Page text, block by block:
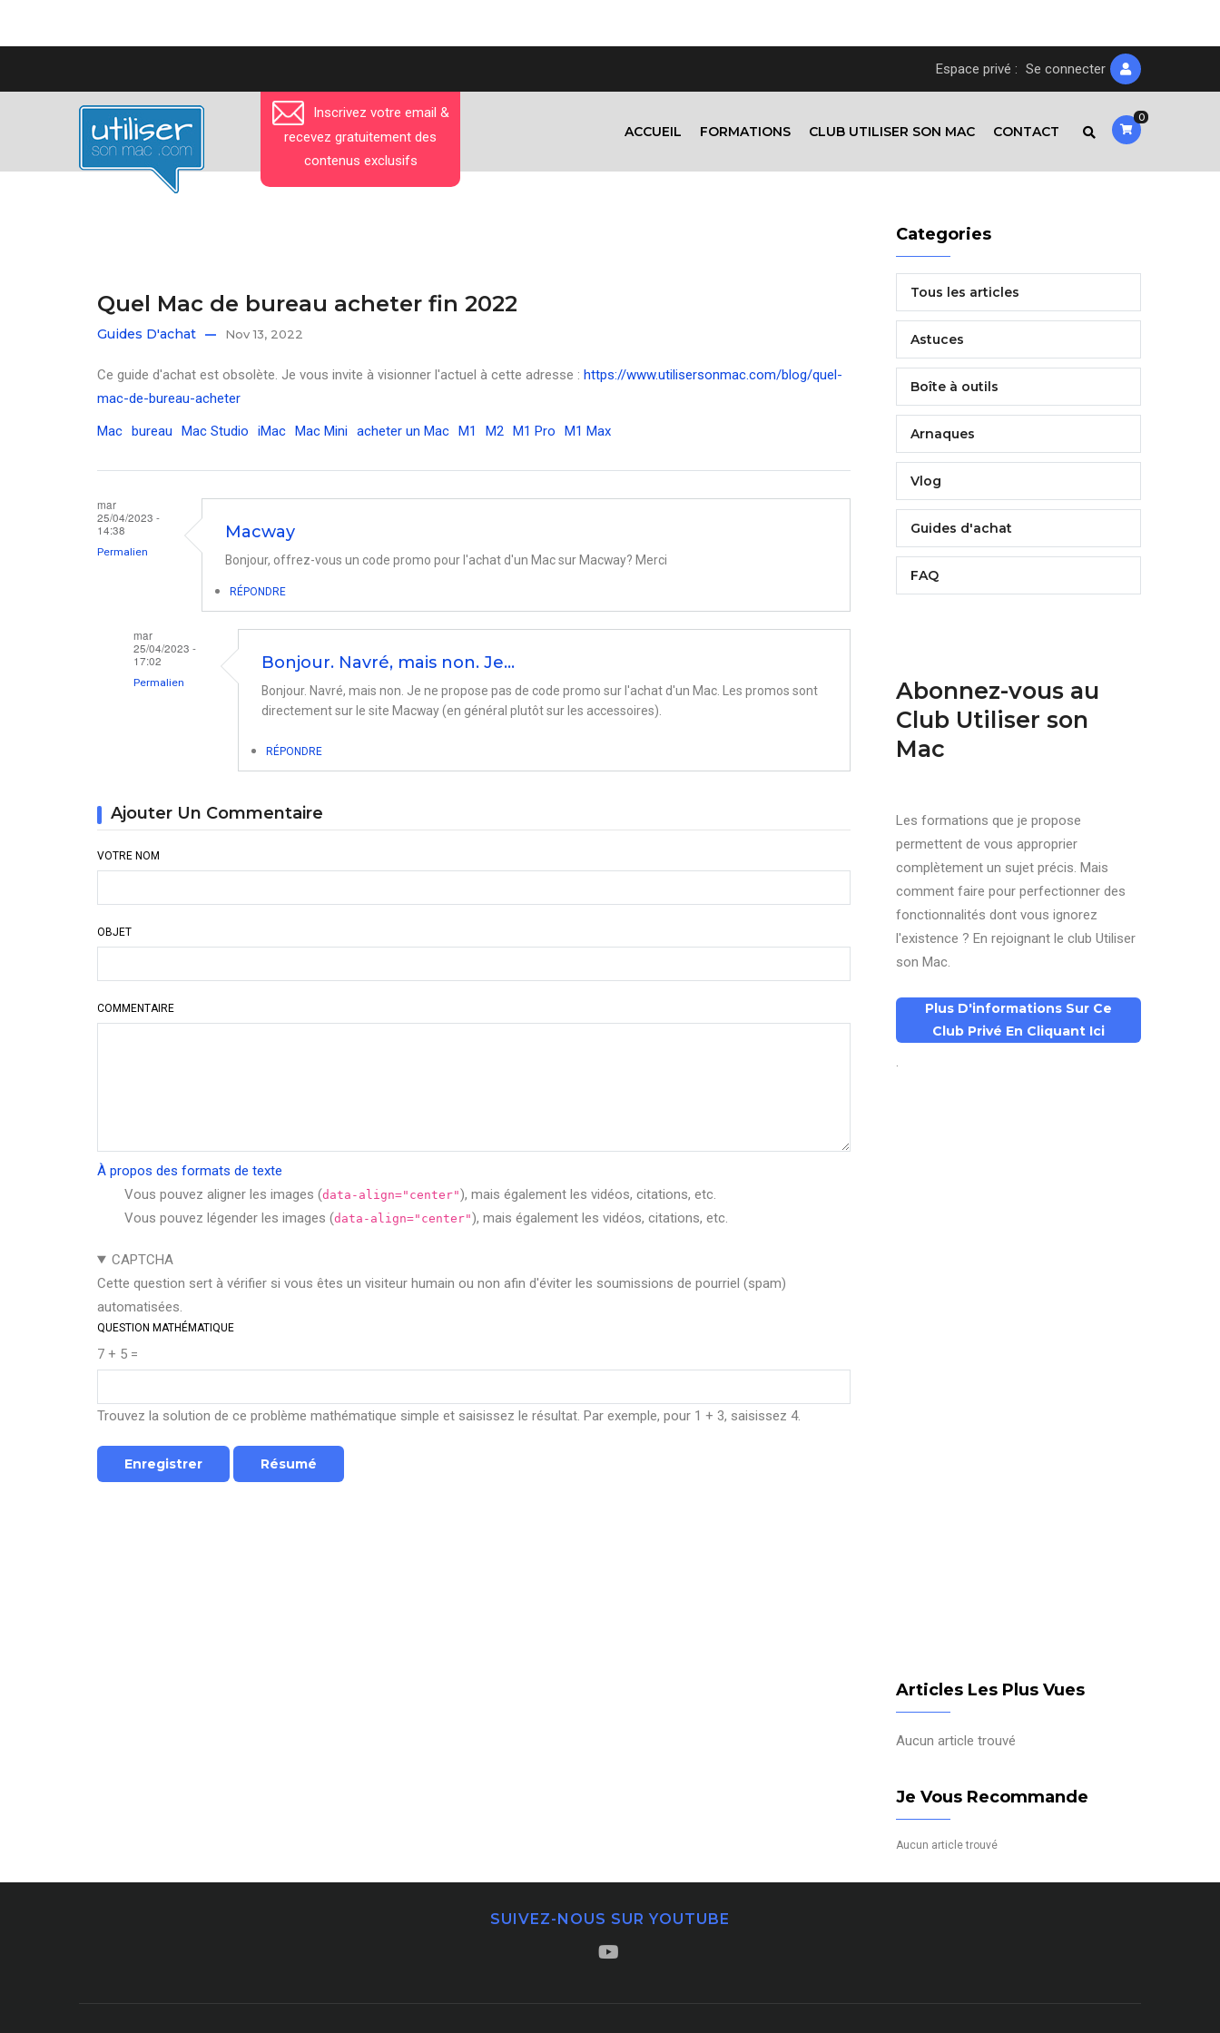
Espace privé : Se connecter
ACCUEIL FORMATIONS CLUB UTILISER SON MAC CONTACT
Inscrivez votre email &
recevez gratuitement des
contenus exclusifs
0
Quel Mac de bureau acheter fin 2022
Guides D'achat Nov 13, 2022
Ce guide d'achat est obsolète. Je vous invite à visionner l'actuel à cette adresse : https://www.utilisersonmac.com/blog/quel-
mac-de-bureau-acheter
Mac bureau Mac Studio iMac Mac Mini acheter un Mac M1 M2 M1 Pro M1 Max
mar
25/04/2023 -
14:38
Permalien
Macway
Bonjour, offrez-vous un code promo pour l'achat d'un Mac sur Macway? Merci
RÉPONDRE
mar
25/04/2023 -
17:02
Permalien
par
Bonjour. Navré, mais non. Je…
Bonjour. Navré, mais non. Je ne propose pas de code promo sur l'achat d'un Mac. Les promos sont
directement sur le site Macway (en général plutôt sur les accessoires).
RÉPONDRE
Ajouter Un Commentaire
VOTRE NOM
OBJET
COMMENTAIRE
À propos des formats de texte
Vous pouvez aligner les images (data-align="center"), mais également les vidéos, citations, etc.
Vous pouvez légender les images (data-align="center"), mais également les vidéos, citations, etc.
CAPTCHA
Cette question sert à vérifier si vous êtes un visiteur humain ou non afin d'éviter les soumissions de pourriel (spam)
automatisées.
QUESTION MATHÉMATIQUE
7 + 5 =
Trouvez la solution de ce problème mathématique simple et saisissez le résultat. Par exemple, pour 1 + 3, saisissez 4.
Categories
Tous les articles
Astuces
Boîte à outils
Arnaques
Vlog
Guides d'achat
FAQ
Abonnez-vous au
Club Utiliser son
Mac
Les formations que je propose
permettent de vous approprier
complètement un sujet précis. Mais
comment faire pour perfectionner des
fonctionnalités dont vous ignorez
l'existence ? En rejoignant le club Utiliser
son Mac.
Plus D'informations Sur Ce
Club Privé En Cliquant Ici
.
Articles Les Plus Vues
Aucun article trouvé
Je Vous Recommande
Aucun article trouvé
SUIVEZ-NOUS SUR YOUTUBE